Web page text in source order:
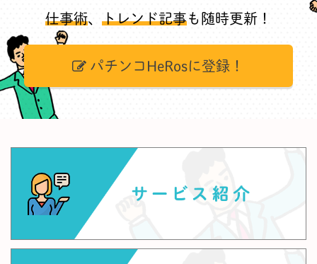
仕事術、 トレンド記事も随時更新！
パチンコHeRosに登録！